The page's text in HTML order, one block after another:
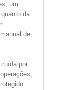
um
da
de
por